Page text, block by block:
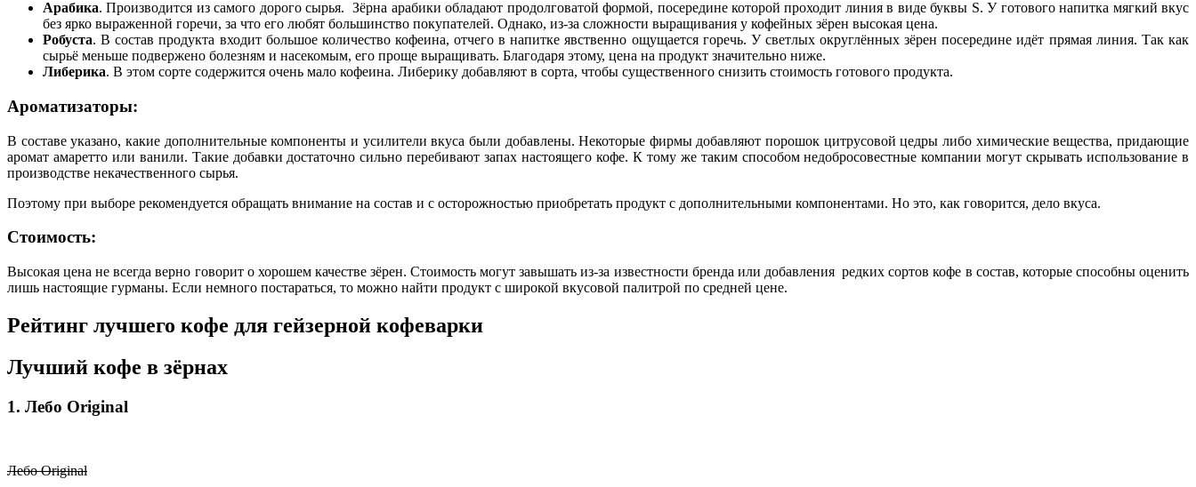
Арабика. Производится из самого дорого сырья. Зёрна арабики обладают продолговатой формой, посередине которой проходит линия в виде буквы S. У готового напитка мягкий вкус
без ярко выраженной горечи, за что его любят большинство покупателей. Однако, из-за сложности выращивания у кофейных зёрен высокая цена.
Робуста. В состав продукта входит большое количество кофеина, отчего в напитке явственно ощущается горечь. У светлых округлённых зёрен посередине идёт прямая линия. Так как
сырьё меньше подвержено болезням и насекомым, его проще выращивать. Благодаря этому, цена на продукт значительно ниже.
Либерика. В этом сорте содержится очень мало кофеина. Либерику добавляют в сорта, чтобы существенного снизить стоимость готового продукта.
Ароматизаторы:
В составе указано, какие дополнительные компоненты и усилители вкуса были добавлены. Некоторые фирмы добавляют порошок цитрусовой цедры либо химические вещества, придающие
аромат амаретто или ванили. Такие добавки достаточно сильно перебивают запах настоящего кофе. К тому же таким способом недобросовестные компании могут скрывать использование в
производстве некачественного сырья.
Поэтому при выборе рекомендуется обращать внимание на состав и с осторожностью приобретать продукт с дополнительными компонентами. Но это, как говорится, дело вкуса.
Стоимость:
Высокая цена не всегда верно говорит о хорошем качестве зёрен. Стоимость могут завышать из-за известности бренда или добавления редких сортов кофе в состав, которые способны оценить
лишь настоящие гурманы. Если немного постараться, то можно найти продукт с широкой вкусовой палитрой по средней цене.
Рейтинг лучшего кофе для гейзерной кофеварки
Лучший кофе в зёрнах
1. Лебо Original
Лебо Original